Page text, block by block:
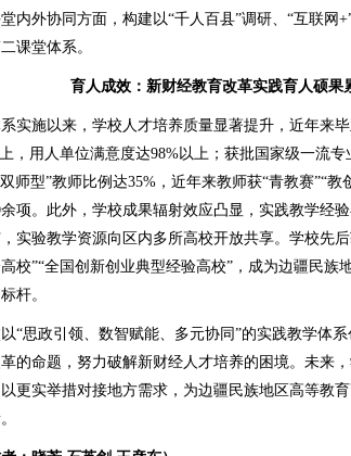
内外协同方面，构建以“千人百县”调研、“互联网
课堂体系。
育人成效：新财经教育改革实践育人硕果
施以来，学校人才培养质量显著提升，近年来毕
，用人单位满意度达98%以上；获批国家级一流
师型”教师比例达35%，近年来教师获“青教赛”“教
项。此外，学校成果辐射效应凸显，实践教学经
实验教学资源向区内多所高校开放共享。学校先
校”“全国创新创业典型经验高校”，成为边疆民族
杆。
思政引领、数智赋能、多元协同”的实践教学体系
的命题，努力破解新财经人才培养的困境。未来
更实举措对接地方需求，为边疆民族地区高等教